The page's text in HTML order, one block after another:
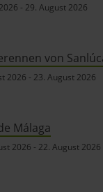
- 29. August 2026
von
2026 - 23. August 2026
Málaga
2026 - 22. August 2026